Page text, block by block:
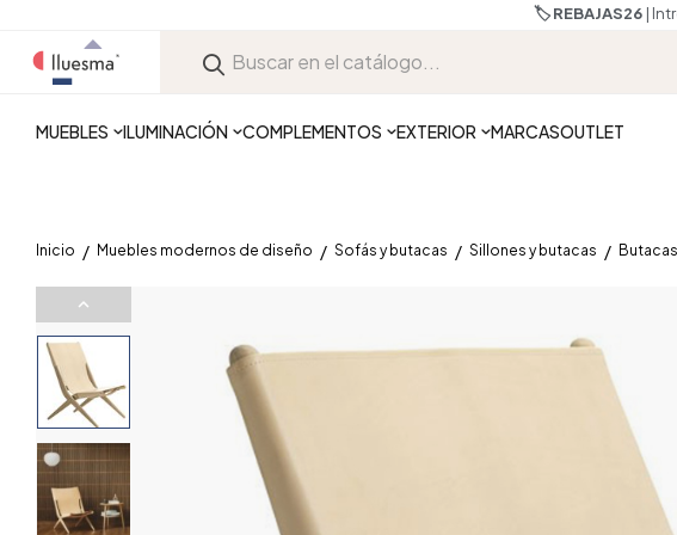
🏷️ REBAJAS26|
MUEBLES ILUMINACIÓN COMPLEMENTOS EXTERIOR MARCASOUTLET
Inicio Muebles modernos de diseño Sofás y butacas Sillones y butacas Butacas